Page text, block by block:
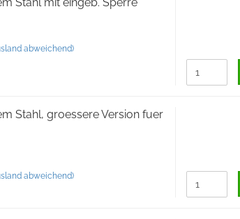
abweichend)
Stahl, groessere Version fuer
abweichend)